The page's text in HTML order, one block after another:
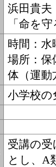
浜田貴夫
「命を
時間：
場所：
体（運
小学校の
受講の
とし、A